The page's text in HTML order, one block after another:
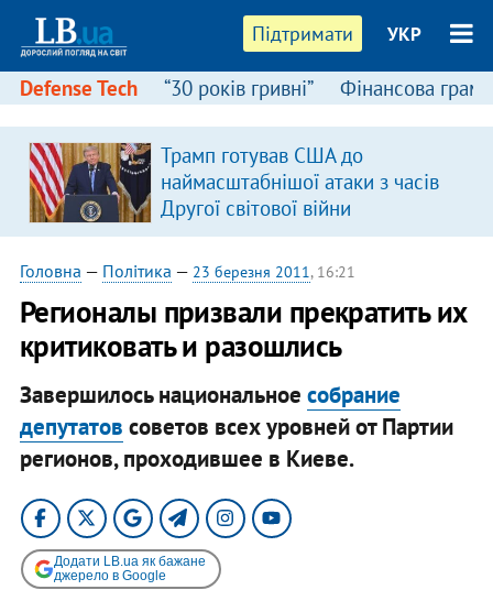
Підтримати УКР
Defense Tech “30 років гривні” Фінансова
Трамп готував США до
наймасштабнішої атаки з часів
Другої світової війни
Головна — Політика — 23 березня 2011, 16:21
Регионалы призвали прекратить их
критиковать и разошлись
Завершилось национальное собрание
депутатов советов всех уровней от Партии
регионов, проходившее в Киеве.
Додати LB.ua як бажане
джерело в Google